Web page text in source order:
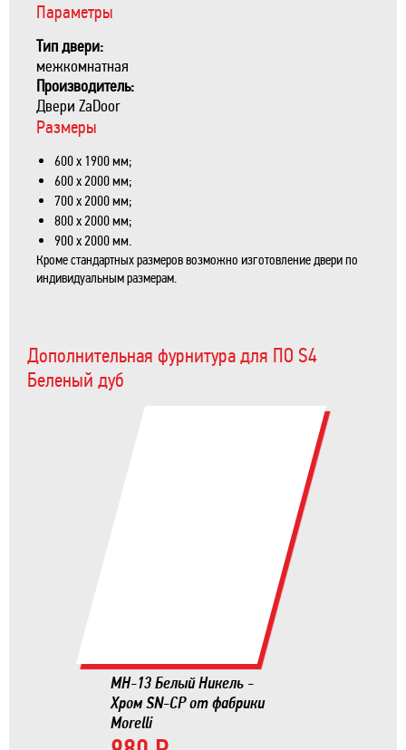
Параметры
Тип двери:
межкомнатная
Производитель:
Двери ZaDoor
Размеры
600 х 1900 мм;
600 х 2000 мм;
700 х 2000 мм;
800 х 2000 мм;
900 х 2000 мм.
Кроме стандартных размеров возможно изготовление двери по
индивидуальным размерам.
Дополнительная фурнитура для ПО S4
Беленый дуб
MH-13 Белый Никель -
Хром SN-CP от фабрики
Morelli